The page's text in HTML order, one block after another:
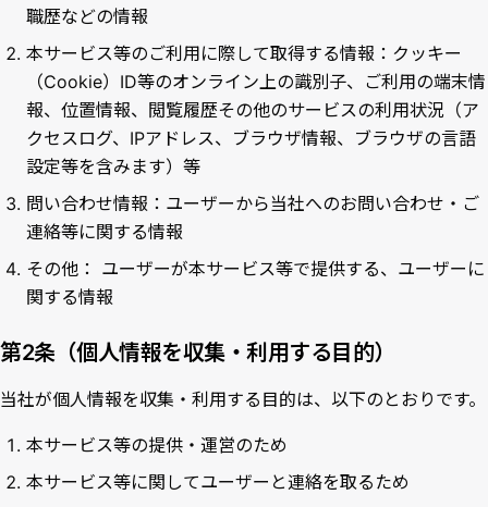
職歴などの情報
本サービス等のご利用に際して取得する情報：クッキー
（Cookie）ID等のオンライン上の識別子、ご利用の端末情
報、位置情報、閲覧履歴その他のサービスの利用状況（ア
クセスログ、IPアドレス、ブラウザ情報、ブラウザの言語
設定等を含みます）等
問い合わせ情報：ユーザーから当社へのお問い合わせ・ご
連絡等に関する情報
その他： ユーザーが本サービス等で提供する、ユーザーに
関する情報
第2条（個人情報を収集・利用する目的）
当社が個人情報を収集・利用する目的は、以下のとおりです。
本サービス等の提供・運営のため
本サービス等に関してユーザーと連絡を取るため